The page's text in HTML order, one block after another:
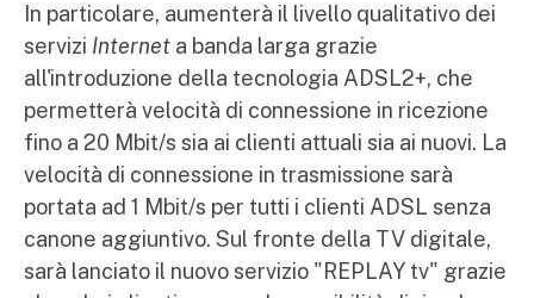
In particolare, aumenterà il livello qualitativo dei
servizi Internet a banda larga grazie
all'introduzione della tecnologia ADSL2+, che
permetterà velocità di connessione in ricezione
fino a 20 Mbit/s sia ai clienti attuali sia ai nuovi. La
velocità di connessione in trasmissione sarà
portata ad 1 Mbit/s per tutti i clienti ADSL senza
canone aggiuntivo. Sul fronte della TV digitale,
sarà lanciato il nuovo servizio "REPLAY tv" grazie